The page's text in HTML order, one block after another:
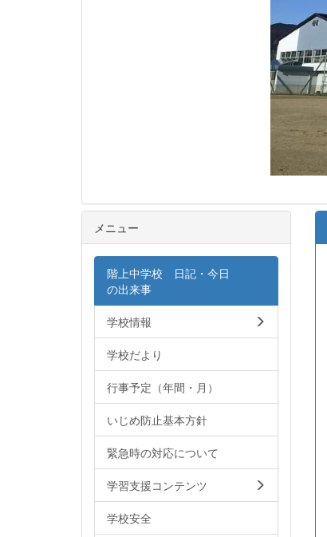
メニュー
階上中学校 日記・今日
の出来事
学校情報
学校だより
行事予定（年間・月）
いじめ防止基本方針
緊急時の対応について
学習支援コンテンツ
学校安全